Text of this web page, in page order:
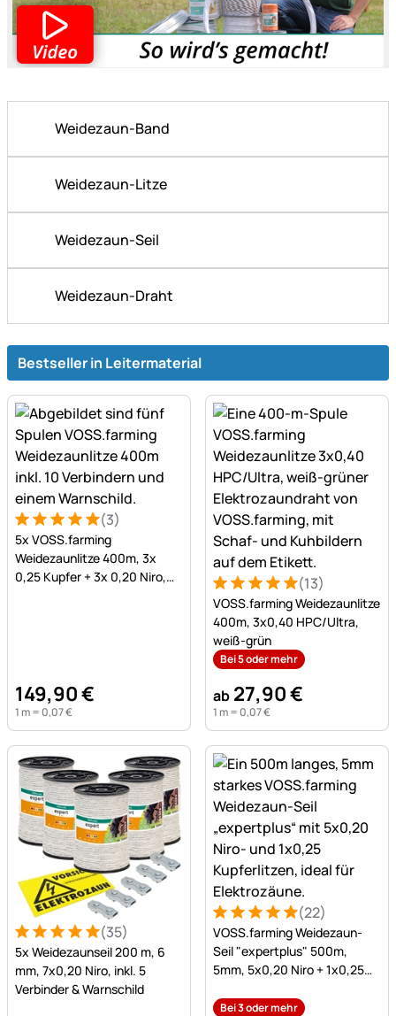
Weidezaun-Band
Weidezaun-Litze
Weidezaun-Seil
Weidezaun-Draht
Bestseller in Leitermaterial
Bewertung: 5 von 5 (3 Bewertungen)
3 Bewertungen
(3)
5x VOSS.farming
Weidezaunlitze 400m, 3x
0,25 Kupfer + 3x 0,20 Niro,
149,90€
1 m = 0,07€
Bewertung: 5 von 5 (13
13 Bewertungen
(13)
VOSS.farming Weidezaunlitze
400m, 3x0,40 HPC/Ultra,
weiß-grün
Bei 5 oder mehr
ab 27,90€
1 m = 0,07€
Bewertung: 5 von 5 (35 Bewertungen)
35 Bewertungen
(35)
5x Weidezaunseil 200 m, 6
mm, 7x0,20 Niro, inkl. 5
Verbinder & Warnschild
Bewertung: 5 von 5 (22
22 Bewertungen
(22)
VOSS.farming Weidezaun-
Seil "expertplus" 500m,
5mm, 5x0,20 Niro + 1x0,25
Bei 3 oder mehr